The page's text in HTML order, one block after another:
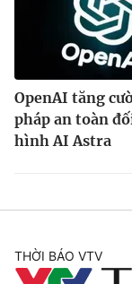
OpenAI tăng
pháp an toàn
hình AI Astra
THỜI BÁO VTV